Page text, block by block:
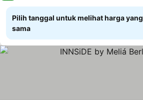
Pilih tanggal untuk melihat harga yang
sama